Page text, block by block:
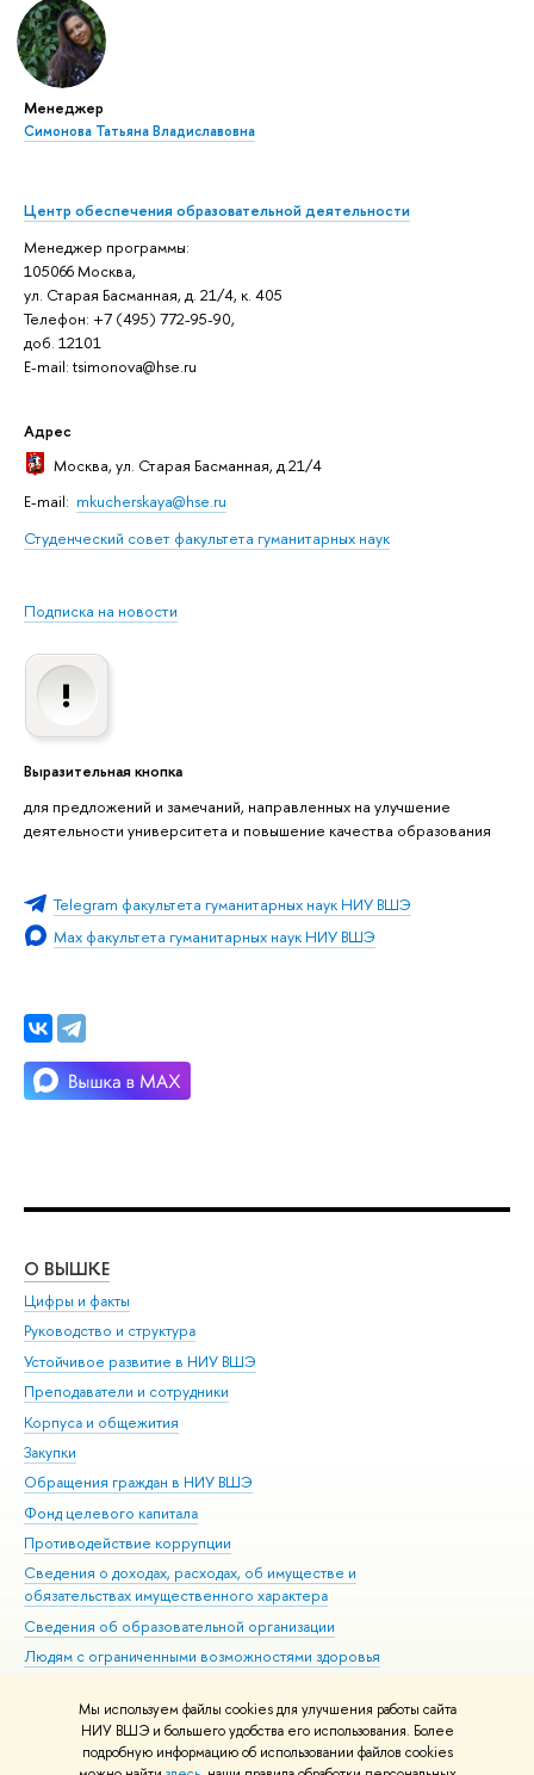
Мы используем файлы cookies для улучшения работы сайта
НИУ ВШЭ и большего удобства его использования. Более
подробную информацию об использовании файлов cookies
Менеджер
Симонова Татьяна Владиславовна
Центр обеспечения образовательной деятельности
Менеджер программы:
105066 Москва,
ул. Старая Басманная, д. 21/4, к. 405
Телефон: +7 (495) 772-95-90,
доб. 12101
E-mail: tsimonova@hse.ru
Адрес
Москва, ул. Старая Басманная, д.21/4
E-mail: mkucherskaya@hse.ru
Студенческий совет факультета гуманитарных наук
Подписка на новости
Выразительная кнопка
для предложений и замечаний, направленных на улучшение
деятельности университета и повышение качества образования
Telegram факультета гуманитарных наук НИУ ВШЭ
Max факультета гуманитарных наук НИУ ВШЭ
О ВЫШКЕ
Цифры и факты
Руководство и структура
Устойчивое развитие в НИУ ВШЭ
Преподаватели и сотрудники
Корпуса и общежития
Закупки
Обращения граждан в НИУ ВШЭ
Фонд целевого капитала
Противодействие коррупции
Сведения о доходах, расходах, об имуществе и
обязательствах имущественного характера
Сведения об образовательной организации
Людям с ограниченными возможностями здоровья
Работа в Вышке